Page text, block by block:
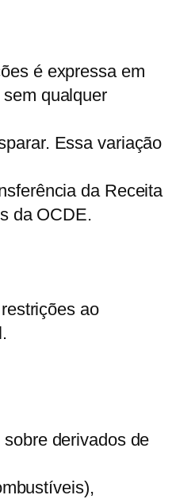
é expressa em
qualquer
Essa variação
da Receita
da OCDE.
ao
derivados de